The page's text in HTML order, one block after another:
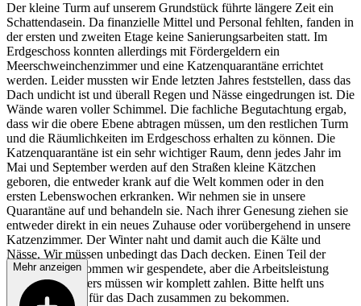
Der kleine Turm auf unserem Grundstück führte längere Zeit ein
Schattendasein. Da finanzielle Mittel und Personal fehlten, fanden in
der ersten und zweiten Etage keine Sanierungsarbeiten statt. Im
Erdgeschoss konnten allerdings mit Fördergeldern ein
Meerschweinchenzimmer und eine Katzenquarantäne errichtet
werden. Leider mussten wir Ende letzten Jahres feststellen, dass das
Dach undicht ist und überall Regen und Nässe eingedrungen ist. Die
Wände waren voller Schimmel. Die fachliche Begutachtung ergab,
dass wir die obere Ebene abtragen müssen, um den restlichen Turm
und die Räumlichkeiten im Erdgeschoss erhalten zu können. Die
Katzenquarantäne ist ein sehr wichtiger Raum, denn jedes Jahr im
Mai und September werden auf den Straßen kleine Kätzchen
geboren, die entweder krank auf die Welt kommen oder in den
ersten Lebenswochen erkranken. Wir nehmen sie in unsere
Quarantäne auf und behandeln sie. Nach ihrer Genesung ziehen sie
entweder direkt in ein neues Zuhause oder vorübergehend in unsere
Katzenzimmer. Der Winter naht und damit auch die Kälte und
Nässe. Wir müssen unbedingt das Dach decken. Einen Teil der
Materialien bekommen wir gespendete, aber die Arbeitsleistung
eines Dachdeckers müssen wir komplett zahlen. Bitte helft uns
dabei, das Geld für das Dach zusammen zu bekommen.
Mehr anzeigen